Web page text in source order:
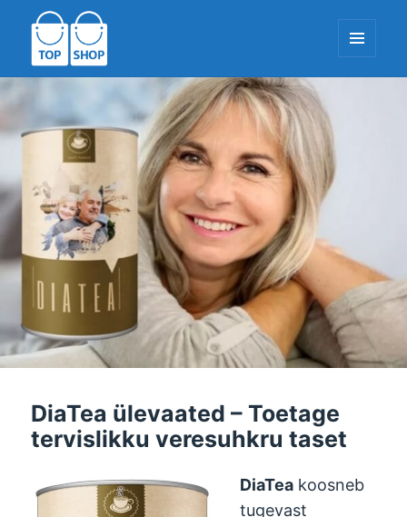
TopShop-EU.com
JA
DiaTea ülevaated – Toetage
tervislikku veresuhkru taset
DiaTea koosneb
tugevast